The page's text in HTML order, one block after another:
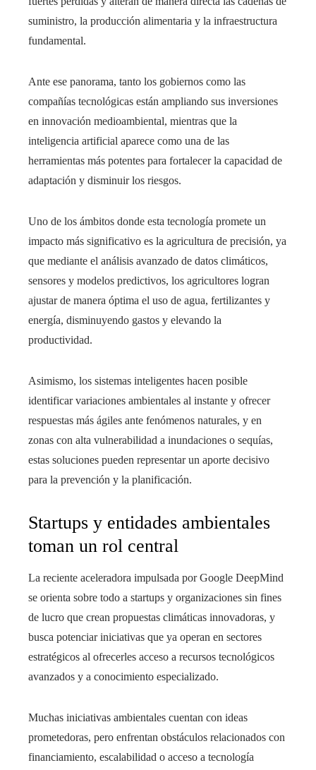
suministro, la producción alimentaria y la infraestructura
fundamental.
Ante ese panorama, tanto los gobiernos como las
compañías tecnológicas están ampliando sus inversiones
en innovación medioambiental, mientras que la
inteligencia artificial aparece como una de las
herramientas más potentes para fortalecer la capacidad de
adaptación y disminuir los riesgos.
Uno de los ámbitos donde esta tecnología promete un
impacto más significativo es la agricultura de precisión, ya
que mediante el análisis avanzado de datos climáticos,
sensores y modelos predictivos, los agricultores logran
ajustar de manera óptima el uso de agua, fertilizantes y
energía, disminuyendo gastos y elevando la
productividad.
Asimismo, los sistemas inteligentes hacen posible
identificar variaciones ambientales al instante y ofrecer
respuestas más ágiles ante fenómenos naturales, y en
zonas con alta vulnerabilidad a inundaciones o sequías,
estas soluciones pueden representar un aporte decisivo
para la prevención y la planificación.
Startups y entidades ambientales
toman un rol central
La reciente aceleradora impulsada por Google DeepMind
se orienta sobre todo a startups y organizaciones sin fines
de lucro que crean propuestas climáticas innovadoras, y
busca potenciar iniciativas que ya operan en sectores
estratégicos al ofrecerles acceso a recursos tecnológicos
avanzados y a conocimiento especializado.
Muchas iniciativas ambientales cuentan con ideas
prometedoras, pero enfrentan obstáculos relacionados con
financiamiento, escalabilidad o acceso a tecnología